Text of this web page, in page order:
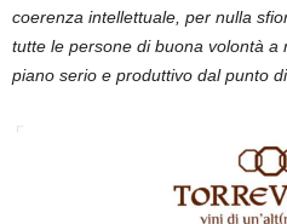
coerenza intellettuale, per nulla
tutte le persone di buona volontà a
piano serio e produttivo dal punto